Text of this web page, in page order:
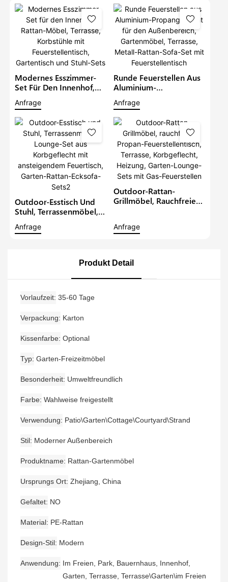
Modernes Esszimmer-
Set Für Den Innenhof,
Rattan-Möbel, Terrasse,
Korbstühle Mit
Feuerstellentisch,
Gartentisch Und Stuhl-
Sets
Anfrage
Runde Feuerstellen Aus
Aluminium-
Propangeflecht Für Den
Außenbereich,
Gartenmöbel, Terrasse,
Metall-Rattan-Sofa-Set
Mit Feuerstellentisch
Anfrage
Outdoor-Esstisch Und
Stuhl, Terrassenmöbel,
Korbgeflecht Mit
Rattan-Ecksofa-Sets2
Anfrage
Outdoor-Rattan-
Grillmöbel, Rauchfreier
Terrasse, Korbgeflecht,
Feuerstellen
Anfrage
Produkt Detail
Vorlaufzeit 35-60 Tage
Verpackung Karton
Kissenfarbe Optional
Typ Garten-Freizeitmöbel
Besonderheit Umweltfreundlich
Farbe Wahlweise freigestellt
Verwendung Patio\Garten\Cottage\Courtyard\Strand
Stil Moderner Außenbereich
Produktname Rattan-Gartenmöbel
Ursprungs Ort Zhejiang, China
Gefaltet NO
Material PE-Rattan
Design-Stil Modern
Anwendung
Im Freien, Park, Bauernhaus, Innenhof,
Garten, Terrasse, Terrasse\Garten\im Freien